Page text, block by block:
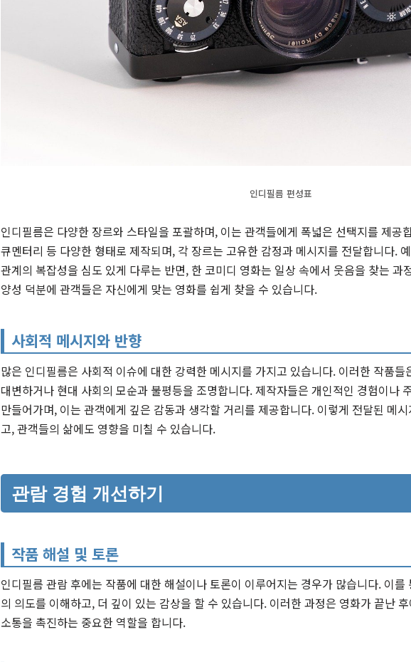
인디필름 편성표
인디필름은 다양한 장르와 스타일을 포괄하며, 이는 관객들에게 폭넓은 선택지를 제공
큐멘터리 등 다양한 형태로 제작되며, 각 장르는 고유한 감정과 메시지를 전달합니다.
관계의 복잡성을 심도 있게 다루는 반면, 한 코미디 영화는 일상 속에서 웃음을 찾는 과
양성 덕분에 관객들은 자신에게 맞는 영화를 쉽게 찾을 수 있습니다.
사회적 메시지와 반향
많은 인디필름은 사회적 이슈에 대한 강력한 메시지를 가지고 있습니다. 이러한 작품
대변하거나 현대 사회의 모순과 불평등을 조명합니다. 제작자들은 개인적인 경험이나
만들어가며, 이는 관객에게 깊은 감동과 생각할 거리를 제공합니다. 이렇게 전달된 메
고, 관객들의 삶에도 영향을 미칠 수 있습니다.
관람 경험 개선하기
작품 해설 및 토론
인디필름 관람 후에는 작품에 대한 해설이나 토론이 이루어지는 경우가 많습니다. 이
의 의도를 이해하고, 더 깊이 있는 감상을 할 수 있습니다. 이러한 과정은 영화가 끝난
소통을 촉진하는 중요한 역할을 합니다.